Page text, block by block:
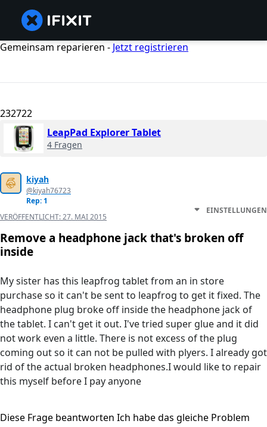
Gemeinsam reparieren - Jetzt registrieren
232722
LeapPad Explorer Tablet
4 Fragen
kiyah
@kiyah76723
Rep: 1
VERÖFFENTLICHT:27. MAI 2015
EINSTELLUNGEN
Remove a headphone jack that's broken off
inside
My sister has this leapfrog tablet from an in store
purchase so it can't be sent to leapfrog to get it fixed. The
headphone plug broke off inside the headphone jack of
the tablet. I can't get it out. I've tried super glue and it did
not work even a little. There is not excess of the plug
coming out so it can not be pulled with plyers. I already got
rid of the actual broken headphones.I would like to repair
this myself before I pay anyone
Diese Frage beantworten Ich habe das gleiche Problem